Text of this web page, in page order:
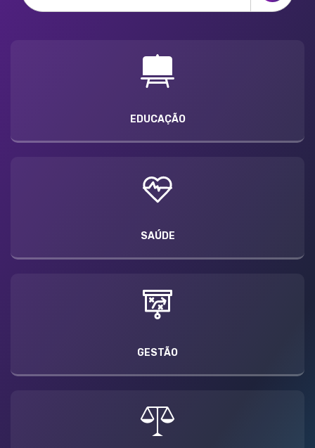
EDUCAÇÃO
SAÚDE
GESTÃO